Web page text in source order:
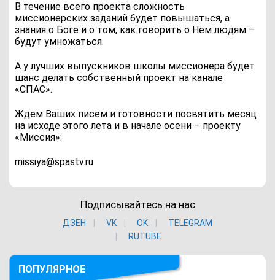
В течение всего проекта сложность
миссионерских заданий будет повышаться, а
знания о Боге и о том, как говорить о Нём людям –
будут умножаться.
А у лучших выпускников школы миссионера будет
шанс делать собственный проект на канале
«СПАС».
Ждем Ваших писем и готовности посвятить месяц
на исходе этого лета и в начале осени – проекту
«Миссия»:
missiya@spastv.ru
Подписывайтесь на нас
ДЗЕН VK ОK
TELEGRAM
RUTUBE
ПОПУЛЯРНОЕ